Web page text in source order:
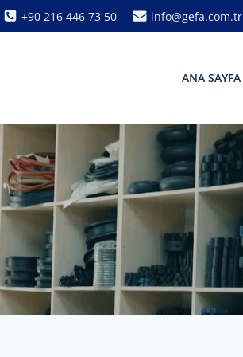
+90 216 446 73 50 info@gefa.com.tr
ANA SAYFA